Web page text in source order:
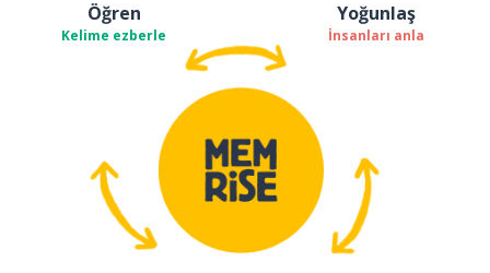
Öğren
Kelime ezberle
Yoğunlaş
İnsanları anla